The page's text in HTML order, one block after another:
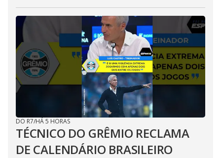
DO R7/HÁ 5 HORAS
TÉCNICO DO GRÊMIO RECLAMA
DE CALENDÁRIO BRASILEIRO